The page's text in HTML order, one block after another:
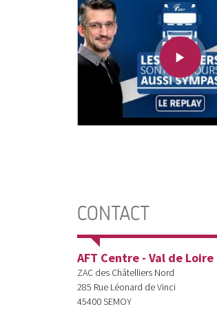
CONTACT
AFT Centre - Val de Loire
ZAC des Châtelliers Nord
285 Rue Léonard de Vinci
45400SEMOY